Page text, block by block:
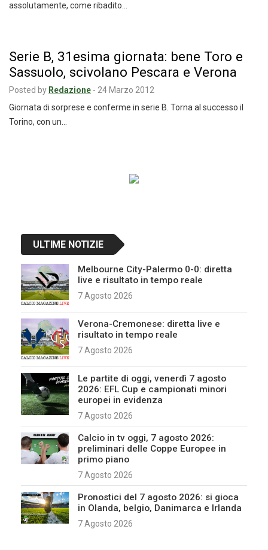
assolutamente, come ribadito…
Serie B, 31esima giornata: bene Toro e
Sassuolo, scivolano Pescara e Verona
Posted by Redazione - 24 Marzo 2012
Giornata di sorprese e conferme in serie B. Torna al successo il
Torino, con un…
ULTIME NOTIZIE
Melbourne City-Palermo 0-0: diretta
live e risultato in tempo reale
7 Agosto 2026
Verona-Cremonese: diretta live e
risultato in tempo reale
7 Agosto 2026
Le partite di oggi, venerdì 7 agosto
2026: EFL Cup e campionati minori
europei in evidenza
7 Agosto 2026
Calcio in tv oggi, 7 agosto 2026:
preliminari delle Coppe Europee in
primo piano
7 Agosto 2026
Pronostici del 7 agosto 2026: si gioca
in Olanda, belgio, Danimarca e Irlanda
7 Agosto 2026